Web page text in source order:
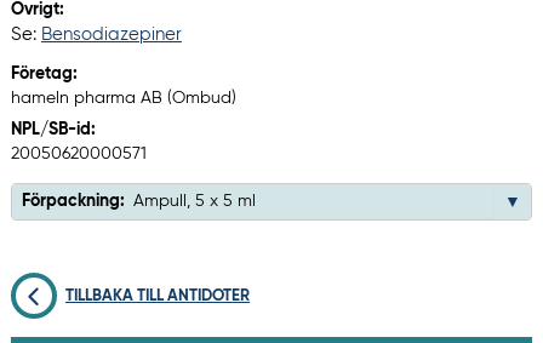
Övrigt:
Se: Bensodiazepiner
Företag:
hameln pharma AB (Ombud)
NPL/SB-id:
20050620000571
Förpackning: Ampull, 5 x 5 ml
TILLBAKA TILL ANTIDOTER